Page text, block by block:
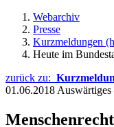
Webarchiv
Presse
Kurzmeldungen
Heute im
zurück zu:
01.06.2018